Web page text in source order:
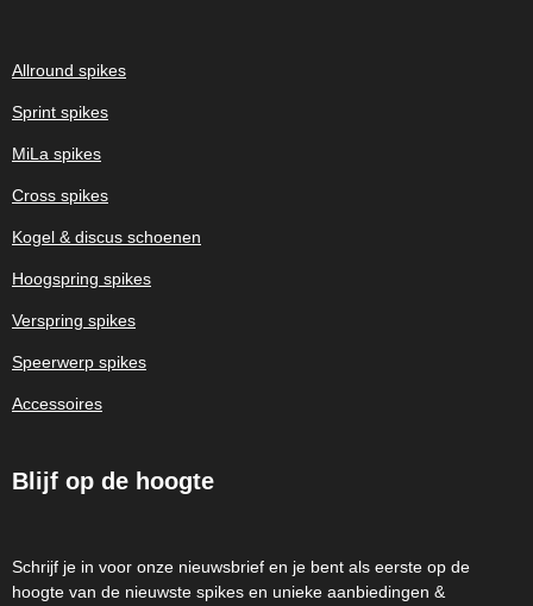
Allround spikes
Sprint spikes
MiLa spikes
Cross spikes
Kogel & discus schoenen
Hoogspring spikes
Verspring spikes
Speerwerp spikes
Accessoires
Blijf op de hoogte
Schrijf je in voor onze nieuwsbrief en je bent als eerste op de
hoogte van de nieuwste spikes en unieke aanbiedingen &